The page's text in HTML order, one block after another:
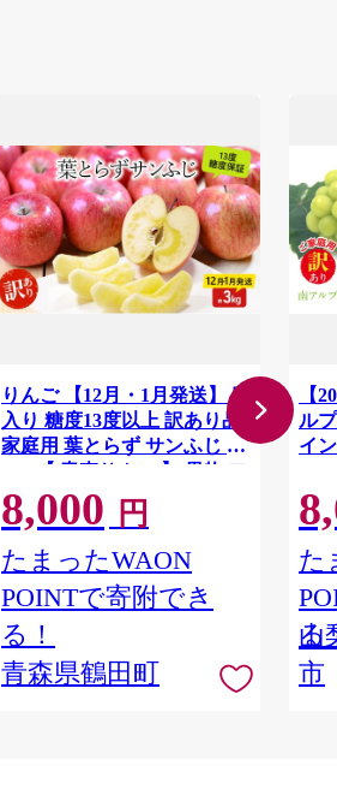
りんご 【12月・1月発送】 蜜
入り 糖度13度以上 訳あり品
家庭用 葉とらず サンふじ 約
3kg 【 青森りんご 】 果物 フ
ルーツ 産地直送 糖度測定 褐
変 チェック 贈り物 年末 挨拶
8,000 円
たまったWAON
POINTで寄附でき
る！
青森県鶴田町
【
ル
イ
た
る
山
市